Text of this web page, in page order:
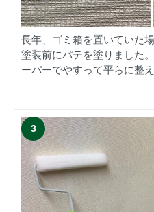
長年、ゴミ箱を置いていた
塗装前にパテを塗りました
ーパーでやすって平らに整え